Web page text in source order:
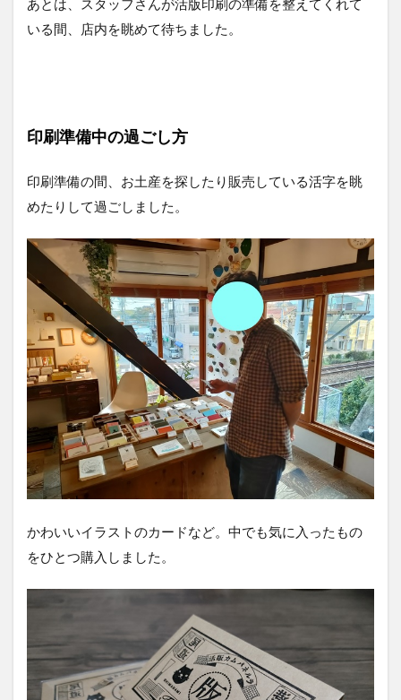
あとは、スタッフさんが活版印刷の準備を整えてくれて
いる間、店内を眺めて待ちました。
印刷準備中の過ごし方
印刷準備の間、お土産を探したり販売している活字を眺
めたりして過ごしました。
かわいいイラストのカードなど。中でも気に入ったもの
をひとつ購入しました。